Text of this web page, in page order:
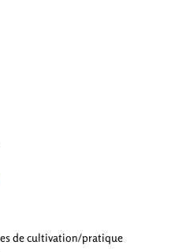
de cultivation/pratique